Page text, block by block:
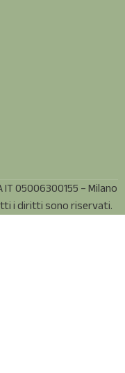
IT 05006300155 – Milano
i diritti sono riservati.